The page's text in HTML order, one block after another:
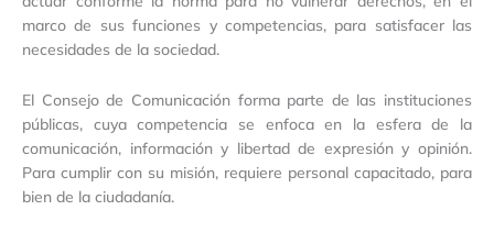
marco de sus funciones y competencias, para satisfacer las
necesidades de la sociedad.
El Consejo de Comunicación forma parte de las instituciones
públicas, cuya competencia se enfoca en la esfera de la
comunicación, información y libertad de expresión y opinión.
Para cumplir con su misión, requiere personal capacitado, para
bien de la ciudadanía.